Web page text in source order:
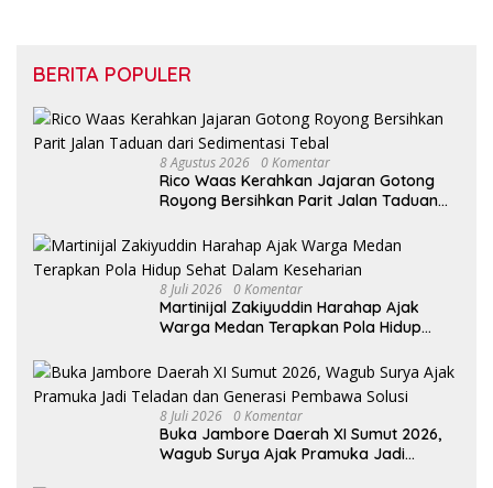
BERITA POPULER
8 Agustus 2026 0 Komentar
Rico Waas Kerahkan Jajaran Gotong
Royong Bersihkan Parit Jalan Taduan
8 Juli 2026 0 Komentar
Martinijal Zakiyuddin Harahap Ajak
Warga Medan Terapkan Pola Hidup
8 Juli 2026 0 Komentar
Buka Jambore Daerah XI Sumut 2026,
Wagub Surya Ajak Pramuka Jadi